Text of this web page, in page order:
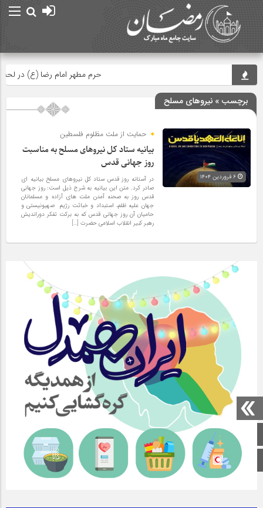
صفحه اصلی
اینستاگرام
حرم مطهر امام رضا (ع) در لحظه
برچسب » نیروهای مسلح
حمایت از ملت مظلوم فلسطین
بیانیه ستاد کل نیروهای مسلح به مناسبت
روز جهانی قدس
در آستانه روز قدس ستاد کل نیروهای مسلح بیانیه ای
صادر کرد. متن این بیانیه به شرح ذیل است: روز جهانی
قدس روز به صحنه آمدن ملت های آزاده و مسلمانان
جهان علیه ظلم، استبداد و خباثت رژیم صهیونیستی و
حامیان آن روز جهانی قدس که به برکت تفکر دوراندیش
رهبر کبیر انقلاب اسلامی حضرت […]